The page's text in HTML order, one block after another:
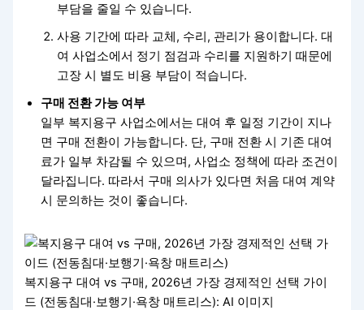
부담을 줄일 수 있습니다.
사용 기간에 따라 교체, 수리, 관리가 용이합니다. 대
여 사업소에서 정기 점검과 수리를 지원하기 때문에
고장 시 별도 비용 부담이 적습니다.
구매 전환 가능 여부
일부 복지용구 사업소에서는 대여 후 일정 기간이 지나
면 구매 전환이 가능합니다. 단, 구매 전환 시 기존 대여
료가 일부 차감될 수 있으며, 사업소 정책에 따라 조건이
달라집니다. 따라서 구매 의사가 있다면 처음 대여 계약
시 문의하는 것이 좋습니다.
복지용구 대여 vs 구매, 2026년 가장 경제적인 선택 가이
드 (전동침대·보행기·욕창 매트리스): AI 이미지